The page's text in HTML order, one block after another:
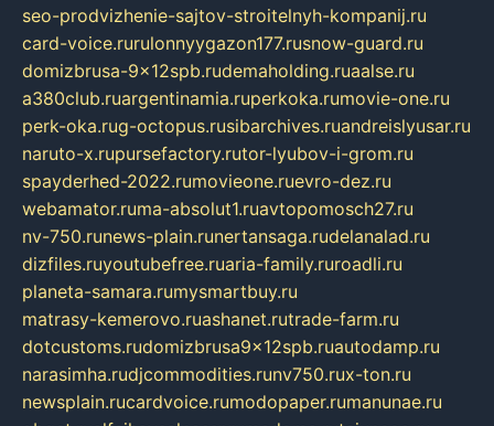
seo-prodvizhenie-sajtov-stroitelnyh-kompanij.ru
card-voice.rurulonnyygazon177.rusnow-guard.ru
domizbrusa-9x12spb.rudemaholding.ruaalse.ru
a380club.ruargentinamia.ruperkoka.rumovie-one.ru
perk-oka.rug-octopus.rusibarchives.ruandreislyusar.ru
naruto-x.rupursefactory.rutor-lyubov-i-grom.ru
spayderhed-2022.rumovieone.ruevro-dez.ru
webamator.ruma-absolut1.ruavtopomosch27.ru
nv-750.runews-plain.runertansaga.rudelanalad.ru
dizfiles.ruyoutubefree.ruaria-family.ruroadli.ru
planeta-samara.rumysmartbuy.ru
matrasy-kemerovo.ruashanet.rutrade-farm.ru
dotcustoms.rudomizbrusa9x12spb.ruautodamp.ru
narasimha.rudjcommodities.runv750.rux-ton.ru
newsplain.rucardvoice.rumodopaper.rumanunae.ru